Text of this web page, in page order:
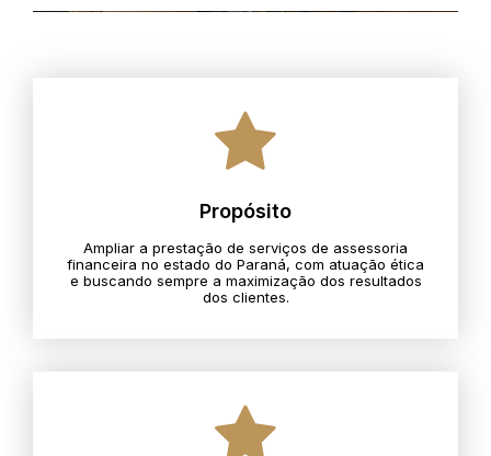
Propósito
Ampliar a prestação de serviços de assessoria
financeira no estado do Paraná, com atuação ética
e buscando sempre a maximização dos resultados
dos clientes.